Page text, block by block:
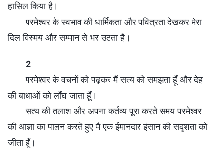
हासिल किया है।
परमेश्वर के स्वभाव की धार्मिकता और पवित्रता देखकर मेरा
दिल विस्मय और सम्मान से भर उठता है।
2
परमेश्वर के वचनों को पढ़कर मैं सत्य को समझता हूँ और देह
की बाधाओं को लाँघ जाता हूँ।
सत्य की तलाश और अपना कर्तव्य पूरा करते समय परमेश्वर
की आज्ञा का पालन करते हुए मैं एक ईमानदार इंसान की सदृशता को
जीता हूँ।